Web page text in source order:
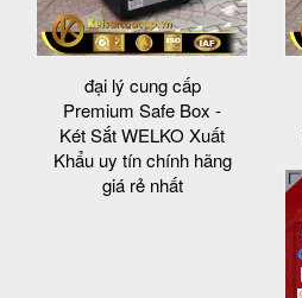
đại lý cung cấp
Premium Safe Box -
Két Sắt WELKO Xuất
Khẩu uy tín chính hãng
giá rẻ nhất